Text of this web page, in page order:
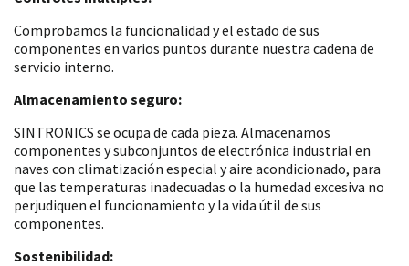
Comprobamos la funcionalidad y el estado de sus
componentes en varios puntos durante nuestra cadena de
servicio interno.
Almacenamiento seguro:
SINTRONICS se ocupa de cada pieza. Almacenamos
componentes y subconjuntos de electrónica industrial en
naves con climatización especial y aire acondicionado, para
que las temperaturas inadecuadas o la humedad excesiva no
perjudiquen el funcionamiento y la vida útil de sus
componentes.
Sostenibilidad: